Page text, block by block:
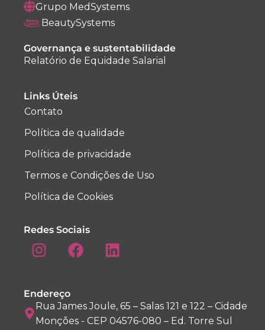
Grupo MedSystems
BeautySystems
Governança e sustentabilidade
Relatório de Equidade Salarial
Links Úteis
Contato
Política de qualidade
Política de privacidade
Termos e Condições de Uso
Política de Cookies
Redes Sociais
Endereço
Rua James Joule, 65 – Salas 121 e 122 – Cidade
Monções - CEP 04576-080 – Ed. Torre Sul